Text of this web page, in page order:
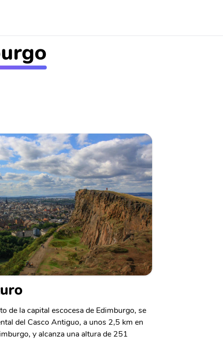
de la capital escocesa de Edimburgo, se
del Casco Antiguo, a unos 2,5 km en
y alcanza una altura de 251